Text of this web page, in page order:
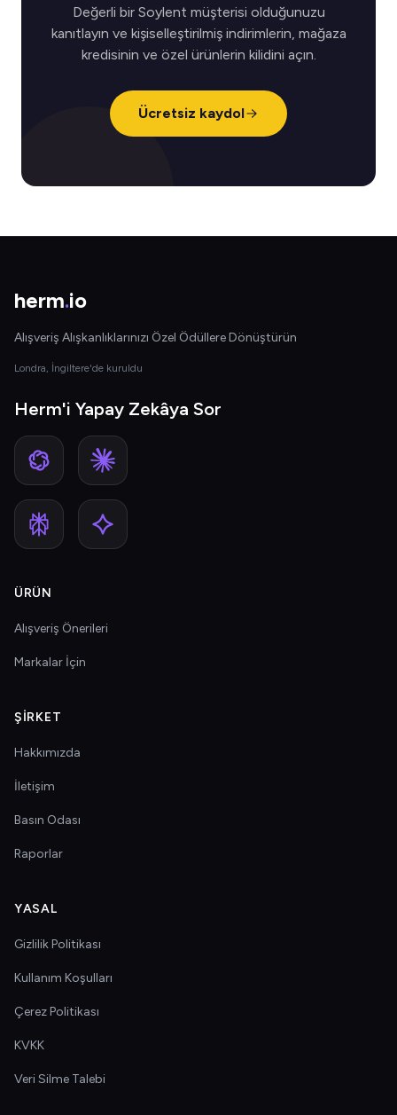
Değerli bir Soylent müşterisi olduğunuzu
kanıtlayın ve kişiselleştirilmiş indirimlerin, mağaza
kredisinin ve özel ürünlerin kilidini açın.
Ücretsiz kaydol
herm.io
Alışveriş Alışkanlıklarınızı Özel Ödüllere Dönüştürün
Londra, İngiltere'de kuruldu
Herm'i Yapay Zekâya Sor
ÜRÜN
Alışveriş Önerileri
Markalar İçin
ŞIRKET
Hakkımızda
İletişim
Basın Odası
Raporlar
YASAL
Gizlilik Politikası
Kullanım Koşulları
Çerez Politikası
KVKK
Veri Silme Talebi